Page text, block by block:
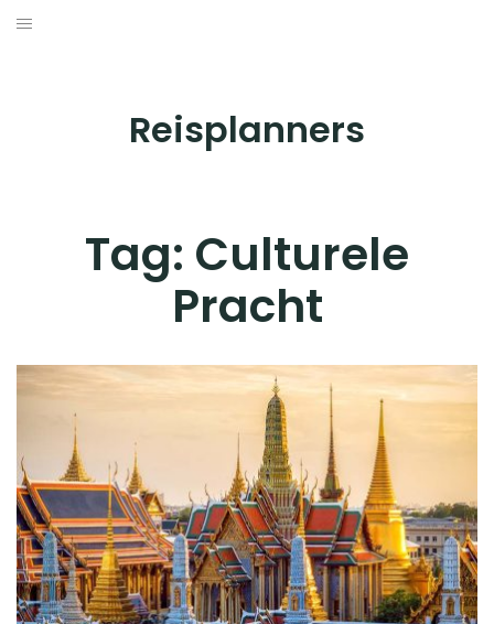
Skip
Reisplanners
Tag: Culturele
Pracht